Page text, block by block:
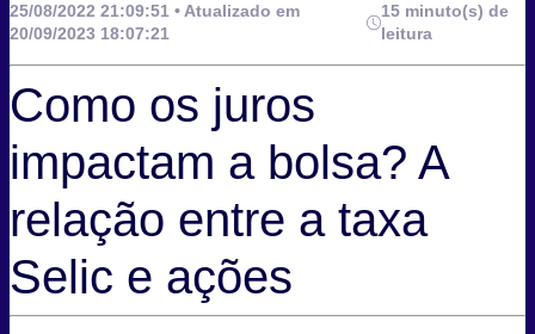
25/08/2022 21:09:51 • Atualizado em
20/09/2023 18:07:21
15 minuto(s) de
leitura
Como os juros
impactam a bolsa? A
relação entre a taxa
Selic e ações